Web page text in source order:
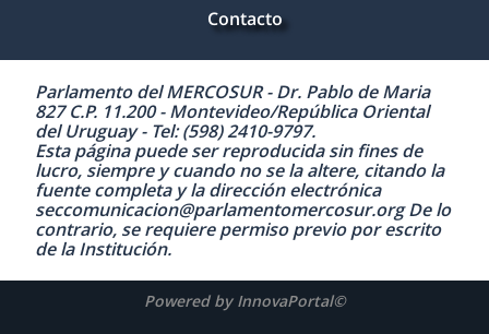
Contacto
Parlamento del MERCOSUR - Dr. Pablo de Maria
827 C.P. 11.200 - Montevideo/República Oriental
del Uruguay - Tel: (598) 2410-9797.
Esta página puede ser reproducida sin fines de
lucro, siempre y cuando no se la altere, citando la
fuente completa y la dirección electrónica
seccomunicacion@parlamentomercosur.org De lo
contrario, se requiere permiso previo por escrito
de la Institución.
Powered by InnovaPortal©